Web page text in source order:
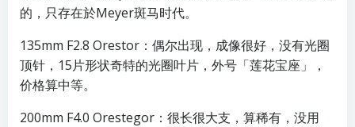
的，只存在於Meyer斑马时代。
135mm F2.8 Orestor：偶尔出现，成像很好，没有光圈
顶针，15片形状奇特的光圈叶片，外号「莲花宝座」，
价格算中等。
200mm F4.0 Orestegor：很长很大支，算稀有，没用